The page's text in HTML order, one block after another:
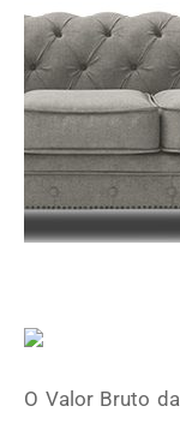
O Valor Bruto